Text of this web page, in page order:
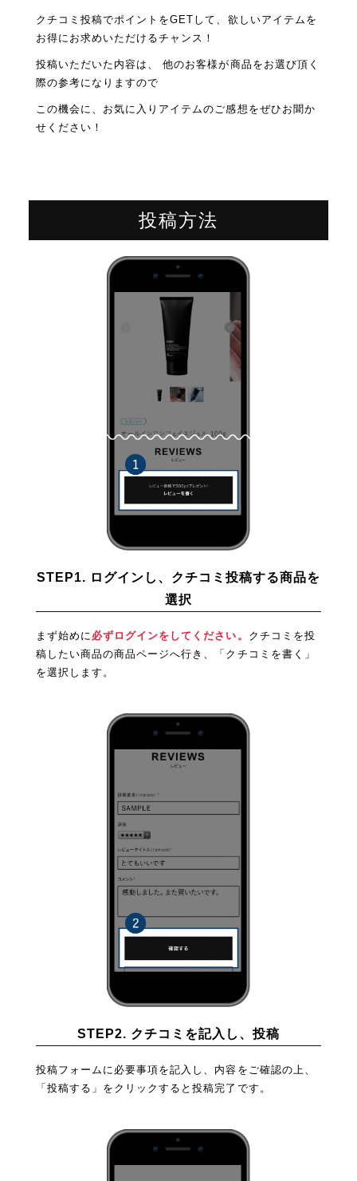
クチコミ投稿でポイントをGETして、欲しいアイテムを
お得にお求めいただけるチャンス！
投稿いただいた内容は、 他のお客様が商品をお選び頂く
際の参考になりますので
この機会に、お気に入りアイテムのご感想をぜひお聞か
せください！
投稿方法
STEP1. ログインし、クチコミ投稿する商品を
選択
まず始めに 必ずログインをしてください。 クチコミを投
稿したい商品の商品ページへ行き、「クチコミを書く」
を選択します。
STEP2. クチコミを記入し、投稿
投稿フォームに必要事項を記入し、内容をご確認の上、
「投稿する」をクリックすると投稿完了です。